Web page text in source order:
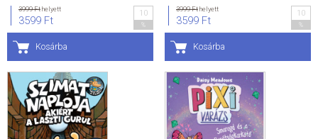
3999 Fthelyett
3599 Ft
10
Kosárba
3999 Fthelyett
3599 Ft
10
Kosárba